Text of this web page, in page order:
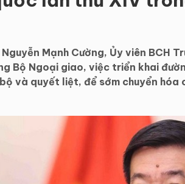
Mạnh Cường, Ủy viên BCH
Bộ Ngoại giao, việc triển khai
và quyết liệt, để sớm chuyển hóa